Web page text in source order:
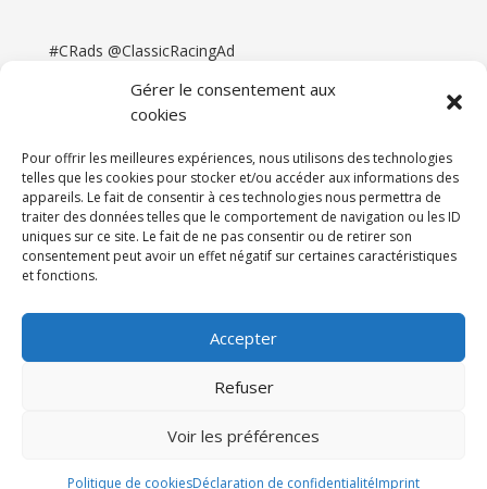
Gérer le consentement aux
cookies
Pour offrir les meilleures expériences, nous utilisons des technologies
telles que les cookies pour stocker et/ou accéder aux informations des
appareils. Le fait de consentir à ces technologies nous permettra de
traiter des données telles que le comportement de navigation ou les ID
uniques sur ce site. Le fait de ne pas consentir ou de retirer son
consentement peut avoir un effet négatif sur certaines caractéristiques
et fonctions.
Accepter
Refuser
Voir les préférences
Politique de cookiesDéclaration de confidentialitéImprint
#CRads @ClassicRacingAd
Newsletter & Presse
Partenaires
Tarifs
Espace Client
121DigitalGroup |
121DigitalGroup